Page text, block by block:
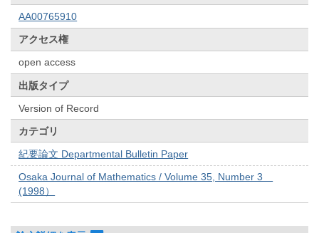
AA00765910
アクセス権
open access
出版タイプ
Version of Record
カテゴリ
紀要論文 Departmental Bulletin Paper
Osaka Journal of Mathematics / Volume 35, Number 3
(1998）